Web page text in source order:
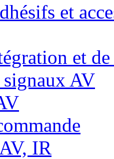
et
et
AV
IR